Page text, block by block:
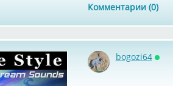
Комментарии (0)
bogozi64